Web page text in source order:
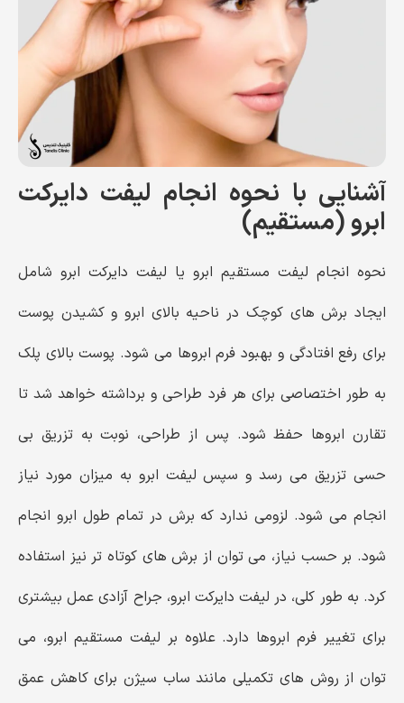
آشنایی با نحوه انجام لیفت دایرکت
ابرو (مستقیم)
نحوه انجام لیفت مستقیم ابرو یا لیفت دایرکت ابرو شامل
ایجاد برش ‌های کوچک در ناحیه بالای ابرو و کشیدن پوست
برای رفع افتادگی و بهبود فرم ابروها می شود. پوست بالای پلک
به طور اختصاصی برای هر فرد طراحی و برداشته خواهد شد تا
تقارن ابروها حفظ شود. پس از طراحی، نوبت به تزریق بی‌
حسی تزریق می رسد و سپس لیفت ابرو به میزان مورد نیاز
انجام می ‌شود. لزومی ندارد که برش در تمام طول ابرو انجام
شود. بر حسب نیاز، می ‌توان از برش ‌های کوتاه ‌تر نیز استفاده
کرد. به طور کلی، در لیفت دایرکت ابرو، جراح آزادی عمل بیشتری
برای تغییر فرم ابروها دارد. علاوه بر لیفت مستقیم ابرو، می‌
توان از روش ‌های تکمیلی مانند ساب‌ سیژن برای کاهش عمق